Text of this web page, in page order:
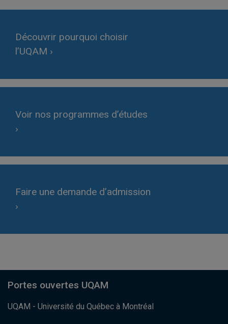
Découvrir pourquoi choisir
l’UQAM ›
Voir nos programmes d’études
›
Faire une demande d’admission
›
UQAM - Université du Québec à Montréal
Portes ouvertes UQAM